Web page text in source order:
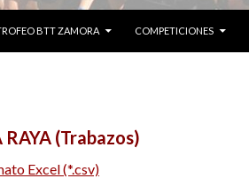
BTT ZAMORA COMPETICIONES
(Trabazos)
Excel (*.csv)